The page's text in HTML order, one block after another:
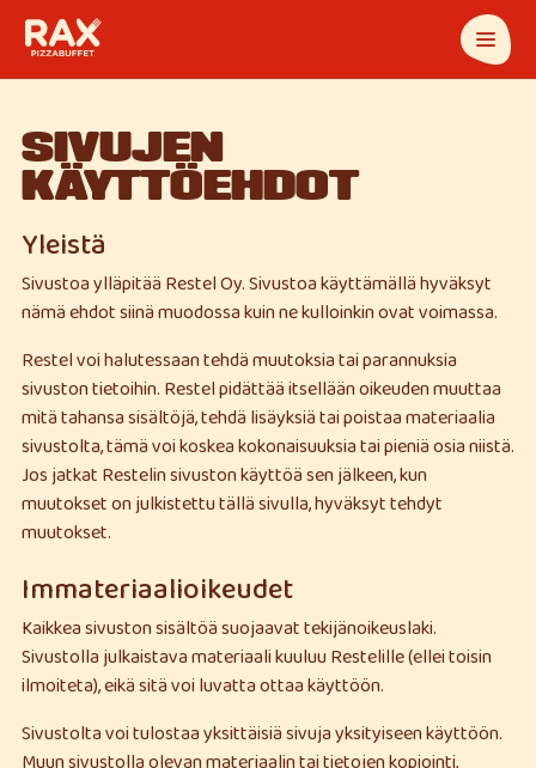
SIVUJEN
KÄYTTÖEHDOT
Yleistä
Sivustoa ylläpitää Restel Oy. Sivustoa käyttämällä hyväksyt
nämä ehdot siinä muodossa kuin ne kulloinkin ovat voimassa.
Restel voi halutessaan tehdä muutoksia tai parannuksia
sivuston tietoihin. Restel pidättää itsellään oikeuden muuttaa
mitä tahansa sisältöjä, tehdä lisäyksiä tai poistaa materiaalia
sivustolta, tämä voi koskea kokonaisuuksia tai pieniä osia niistä.
Jos jatkat Restelin sivuston käyttöä sen jälkeen, kun
muutokset on julkistettu tällä sivulla, hyväksyt tehdyt
muutokset.
Immateriaalioikeudet
Kaikkea sivuston sisältöä suojaavat tekijänoikeuslaki.
Sivustolla julkaistava materiaali kuuluu Restelille (ellei toisin
ilmoiteta), eikä sitä voi luvatta ottaa käyttöön.
Sivustolta voi tulostaa yksittäisiä sivuja yksityiseen käyttöön.